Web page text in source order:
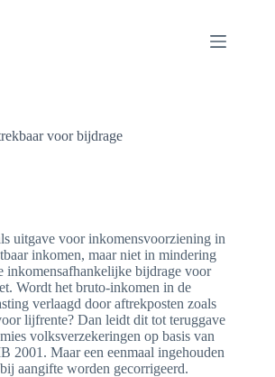
voor bijdrage
uitgave voor inkomensvoorziening in
inkomen, maar niet in mindering
inkomensafhankelijke bijdrage voor
Wordt het bruto-inkomen in de
verlaagd door aftrekposten zoals
lijfrente? Dan leidt dit tot teruggave
volksverzekeringen op basis van
2001. Maar een eenmaal ingehouden
aangifte worden gecorrigeerd.